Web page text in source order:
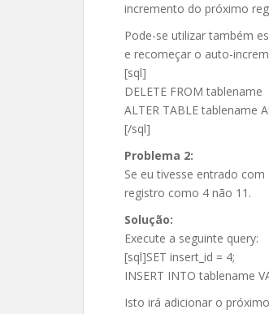
incremento do próximo
Pode-se utilizar também
e recomeçar o auto-
[sql]
DELETE FROM tablename
ALTER TABLE tablename
[/sql]
Problema 2:
Se eu tivesse entrado
registro como 4 não 11.
Solução:
Execute a seguinte query:
[sql]SET insert_id = 4;
INSERT INTO tablename
Isto irá adicionar o